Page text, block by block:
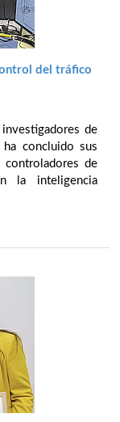
del tráfico
de
ha concluido sus
de
la inteligencia